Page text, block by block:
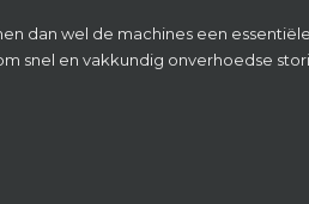
dan wel de machines een
snel en vakkundig onverhoedse